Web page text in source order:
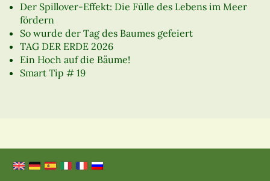
Der Spillover-Effekt: Die Fülle des Lebens im Meer
fördern
So wurde der Tag des Baumes gefeiert
TAG DER ERDE 2026
Ein Hoch auf die Bäume!
Smart Tip # 19